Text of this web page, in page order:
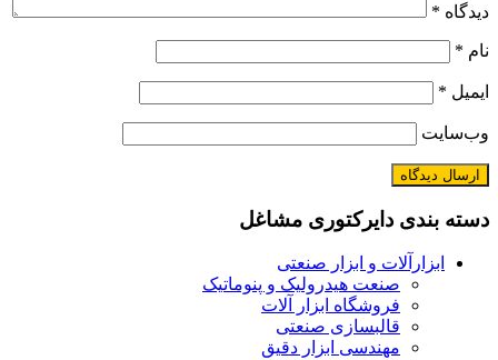
دیدگاه *
نام *
ایمیل *
وب‌سایت
دسته بندی دایرکتوری مشاغل
ابزارآلات و ابزار صنعتی
صنعت هیدرولیک و پنوماتیک
فروشگاه ابزار آلات
قالبسازی صنعتی
مهندسی ابزار دقیق